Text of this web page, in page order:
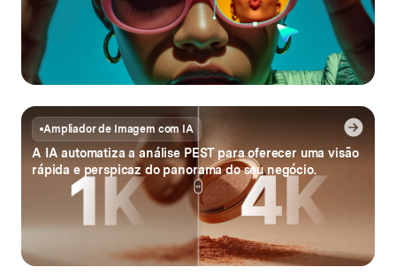
Ampliador de Imagem com IA
A IA automatiza a análise PEST para oferecer uma visão
rápida e perspicaz do panorama do seu negócio.